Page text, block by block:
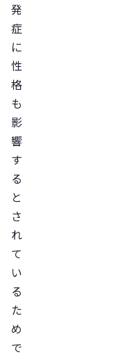
発
症
に
性
格
も
影
響
す
る
と
さ
れ
て
い
る
た
め
で